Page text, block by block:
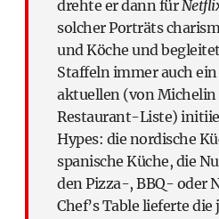
drehte er dann für
solcher Porträts
und Köche und
Staffeln immer auch
aktuellen (von Michelin
Restaurant-Liste)
Hypes: die nordische
spanische Küche, die
den Pizza-, BBQ- oder
Chef’s Table lieferte die